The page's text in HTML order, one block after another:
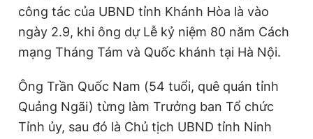
công tác của UBND tỉnh Khánh Hòa là vào
ngày 2.9, khi ông dự Lễ kỷ niệm 80 năm Cách
mạng Tháng Tám và Quốc khánh tại Hà Nội.
Ông Trần Quốc Nam (54 tuổi, quê quán tỉnh
Quảng Ngãi) từng làm Trưởng ban Tổ chức
Tỉnh ủy, sau đó là Chủ tịch UBND tỉnh Ninh